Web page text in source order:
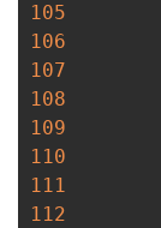
105
106
107
108
109
110
111
112